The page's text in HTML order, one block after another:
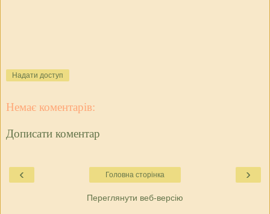
Надати доступ
Немає коментарів:
Дописати коментар
‹ ›
Головна сторінка
Переглянути веб-версію